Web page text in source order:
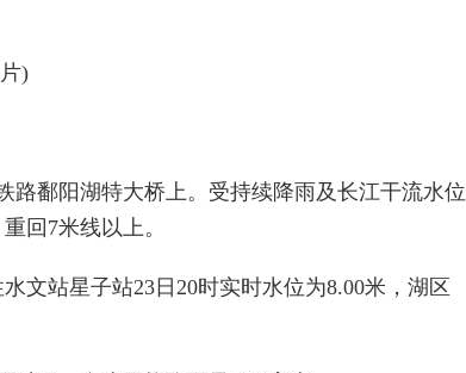
)
路鄱阳湖特大桥上。受持续降雨及长江干流水位
回7米线以上。
文站星子站23日20时实时水位为8.00米，湖区